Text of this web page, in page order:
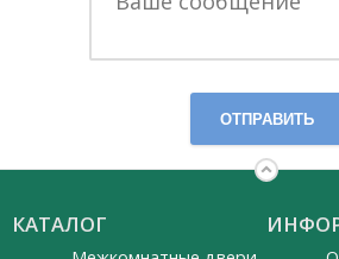
ОТПРАВИТЬ
КАТАЛОГ